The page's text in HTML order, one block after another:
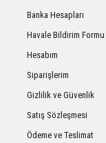
Banka Hesapları
Havale Bildirim Formu
Hesabım
Siparişlerim
Gizlilik ve Güvenlik
Satış Sözleşmesi
Ödeme ve Teslimat